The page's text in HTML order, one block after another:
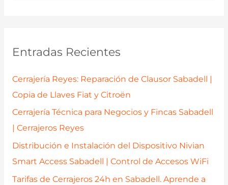
p
o
:
Entradas Recientes
Cerrajería Reyes: Reparación de Clausor Sabadell |
Copia de Llaves Fiat y Citroën
Cerrajería Técnica para Negocios y Fincas Sabadell
| Cerrajeros Reyes
Distribución e Instalación del Dispositivo Nivian
Smart Access Sabadell | Control de Accesos WiFi
Tarifas de Cerrajeros 24h en Sabadell. Aprende a